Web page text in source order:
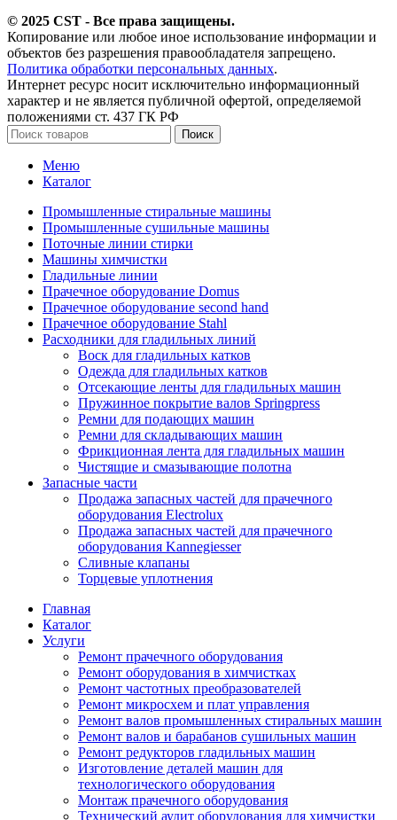
© 2025 CST - Все права защищены.
Копирование или любое иное использование информации и
объектов без разрешения правообладателя запрещено.
Политика обработки персональных данных.
Интернет ресурс носит исключительно информационный
характер и не является публичной офертой, определяемой
положениями ст. 437 ГК РФ
Поиск
Меню
Каталог
Промышленные стиральные машины
Промышленные сушильные машины
Поточные линии стирки
Машины химчистки
Гладильные линии
Прачечное оборудование Domus
Прачечное оборудование second hand
Прачечное оборудование Stahl
Расходники для гладильных линий
Воск для гладильных катков
Одежда для гладильных катков
Отсекающие ленты для гладильных машин
Пружинное покрытие валов Springpress
Ремни для подающих машин
Ремни для складывающих машин
Фрикционная лента для гладильных машин
Чистящие и смазывающие полотна
Запасные части
Продажа запасных частей для прачечного
оборудования Electrolux
Продажа запасных частей для прачечного
оборудования Kannegiesser
Сливные клапаны
Торцевые уплотнения
Главная
Каталог
Услуги
Ремонт прачечного оборудования
Ремонт оборудования в химчистках
Ремонт частотных преобразователей
Ремонт микросхем и плат управления
Ремонт валов промышленных стиральных машин
Ремонт валов и барабанов сушильных машин
Ремонт редукторов гладильных машин
Изготовление деталей машин для
технологического оборудования
Монтаж прачечного оборудования
Технический аудит оборудования для химчистки